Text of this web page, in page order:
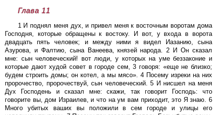
Глава 11
1 И поднял меня дух, и привел меня к восточным воротам дома
Господня, которые обращены к востоку. И вот, у входа в ворота
двадцать пять человек; и между ними я видел Иазанию, сына
Азурова, и Фалтию, сына Ванеева, князей народа. 2 И Он сказал
мне: сын человеческий! вот люди, у которых на уме беззаконие и
которые дают худой совет в городе сем, 3 говоря: «еще не близко;
будем строить домы; он котел, а мы мясо». 4 Посему изреки на них
пророчество, пророчествуй, сын человеческий. 5 И нисшел на меня
Дух Господень и сказал мне: скажи, так говорит Господь: что
говорите вы, дом Израилев, и что на ум вам приходит, это Я знаю. 6
Много убитых ваших вы положили в сем городе и улицы его